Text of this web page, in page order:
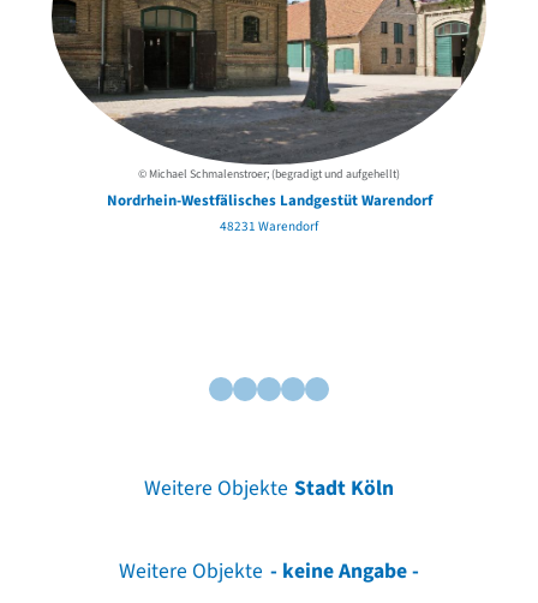
© Michael Schmalenstroer; (begradigt und aufgehellt)
Nordrhein-Westfälisches Landgestüt Warendorf
48231 Warendorf
Weitere Objekte Stadt Köln
Weitere Objekte - keine Angabe -